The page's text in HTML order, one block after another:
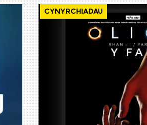
CYNYRCHIADAU